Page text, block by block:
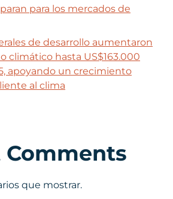
para los mercados de
de desarrollo aumentaron
climático hasta US$163.000
apoyando un crecimiento
al clima
Comments
que mostrar.